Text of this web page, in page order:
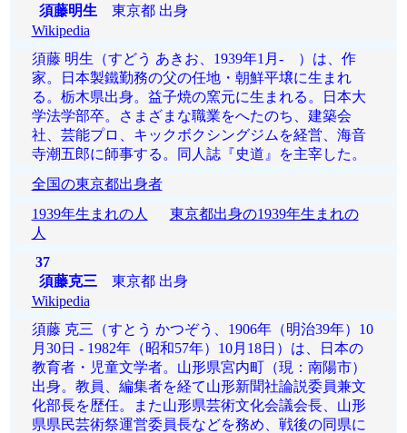
須藤明生 東京都 出身
Wikipedia
須藤 明生（すどう あきお、1939年1月- ）は、作
家。日本製鐵勤務の父の任地・朝鮮平壌に生まれ
る。栃木県出身。益子焼の窯元に生まれる。日本大
学法学部卒。さまざまな職業をへたのち、建築会
社、芸能プロ、キックボクシングジムを経営、海音
寺潮五郎に師事する。同人誌『史道』を主宰した。
全国の東京都出身者
1939年生まれの人
東京都出身の1939年生まれの
人
37
須藤克三 東京都 出身
Wikipedia
須藤 克三（すとう かつぞう、1906年（明治39年）10
月30日 - 1982年（昭和57年）10月18日）は、日本の
教育者・児童文学者。山形県宮内町（現：南陽市）
出身。教員、編集者を経て山形新聞社論説委員兼文
化部長を歴任。また山形県芸術文化会議会長、山形
県県民芸術祭運営委員長などを務め、戦後の同県に